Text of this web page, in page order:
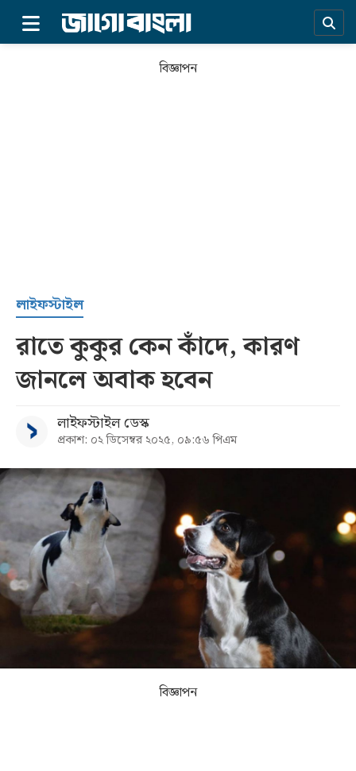
সর্বশেষ
বিভাগ
আর্কাইভ
কনভার্টার
বিজ্ঞাপন
লাইফস্টাইল
রাতে কুকুর কেন কাঁদে, কারণ
জানলে অবাক হবেন
লাইফস্টাইল ডেস্ক
প্রকাশ: ০২ ডিসেম্বর ২০২৫, ০৯:৫৬ পিএম
বিজ্ঞাপন